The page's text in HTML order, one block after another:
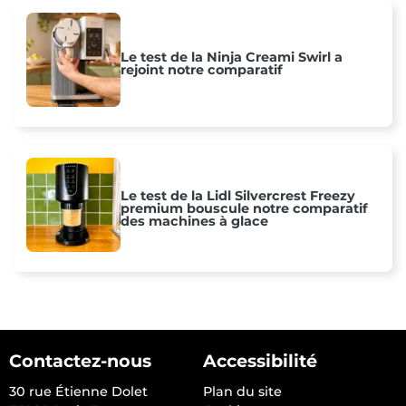
Le test de la Ninja Creami Swirl a
rejoint notre comparatif
Le test de la Lidl Silvercrest Freezy
premium bouscule notre comparatif
des machines à glace
Contactez-nous
30 rue Étienne Dolet
Accessibilité
Plan du site